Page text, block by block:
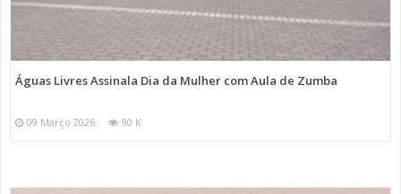
Águas Livres Assinala Dia da Mulher com Aula de Zumba
09 Março 2026 90 K